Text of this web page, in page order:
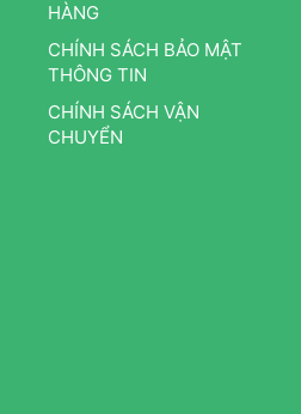
HÀNG
CHÍNH SÁCH BẢO MẬT
THÔNG TIN
CHÍNH SÁCH VẬN
CHUYỂN